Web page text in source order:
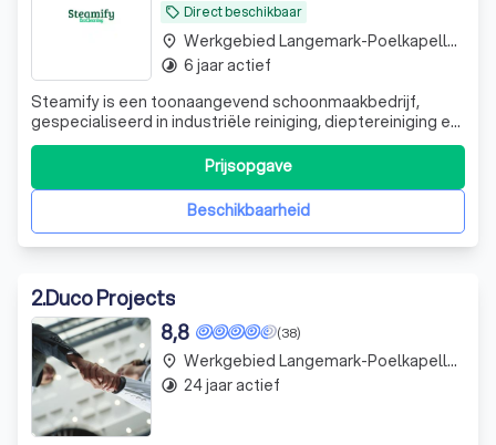
local_offer Direct beschikbaar
Steamify is een toonaangevend schoonmaakbedrijf,
gespecialiseerd in industriële reiniging, dieptereiniging en
ontstoffingswerken. Met een passie voor orde, netheid en
kwaliteit bieden wij gespecialiseerde
schoonmaakoplossingen voor bedrijven in de
voedingsindustrie, horeca, grootkeukens, koel- en vr
Beschikbaarheid
Prijsopgave
place Werkgebied Langemark-Poelkapelle Bikschote
timelapse 6 jaar actief
2.Duco Projects
(38)
8,8
place Werkgebied Langemark-Poelkapelle Bikschote
timelapse 24 jaar actief